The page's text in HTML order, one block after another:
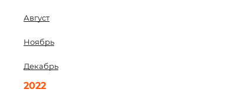
Август
Ноябрь
Декабрь
2022